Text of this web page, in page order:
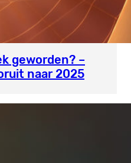
geworden? –
naar 2025